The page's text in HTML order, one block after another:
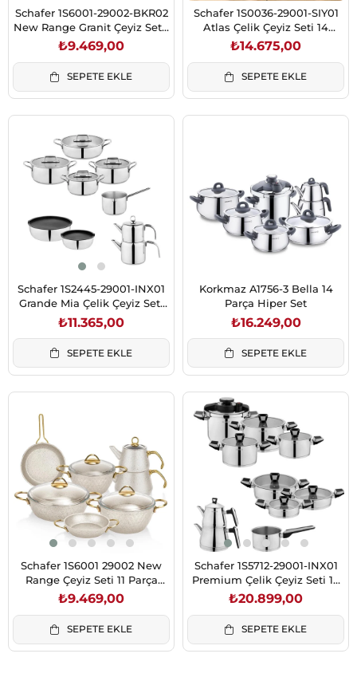
Schafer 1S6001-29002-BKR02
New Range Granit Çeyiz Seti-
11 Parça Bakır
₺9.469,00
SEPETE EKLE
Schafer 1S0036-29001-SIY01
Atlas Çelik Çeyiz Seti 14
Parça-Siyah
₺14.675,00
SEPETE EKLE
Schafer 1S2445-29001-INX01
Grande Mia Çelik Çeyiz Seti
16 Parça-Inox
₺11.365,00
SEPETE EKLE
Korkmaz A1756-3 Bella 14
Parça Hiper Set
₺16.249,00
SEPETE EKLE
Schafer 1S6001 29002 New
Range Çeyiz Seti 11 Parça
Beyaz
₺9.469,00
SEPETE EKLE
Schafer 1S5712-29001-INX01
Premium Çelik Çeyiz Seti 18
Parça-Inox
₺20.899,00
SEPETE EKLE